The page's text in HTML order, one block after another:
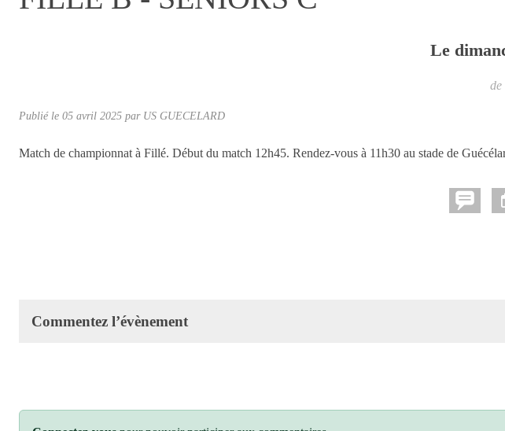
Le
de
Publié le 05 avril 2025 par US GUECELARD
Match de championnat à Fillé. Début du match 12h45. Rendez-vous à 11h30 au stade de
Commentez l’évènement